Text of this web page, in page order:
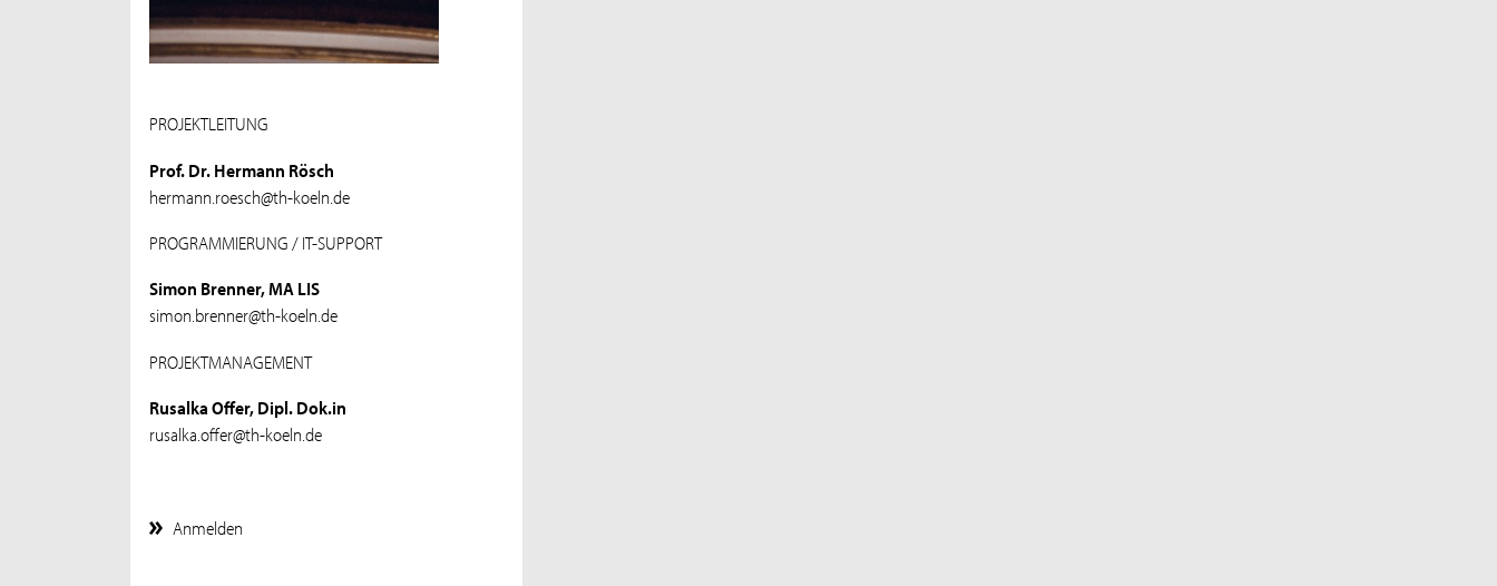
PROJEKTLEITUNG
Prof. Dr. Hermann Rösch
hermann.roesch@th-koeln.de
PROGRAMMIERUNG / IT-SUPPORT
Simon Brenner, MA LIS
simon.brenner@th-koeln.de
PROJEKTMANAGEMENT
Rusalka Offer, Dipl. Dok.in
rusalka.offer@th-koeln.de
Anmelden